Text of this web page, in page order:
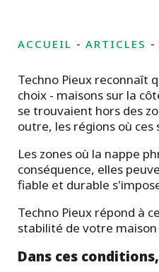
ACCUEIL ARTICLES
Techno Pieux reconnaît
choix - maisons sur la
se trouvaient hors des
outre, les régions où
Les zones où la nappe
conséquence, elles
fiable et durable
Techno Pieux répond à
stabilité de votre
Dans ces